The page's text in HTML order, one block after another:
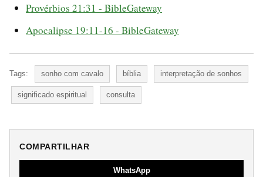
Provérbios 21:31 - BibleGateway
Apocalipse 19:11-16 - BibleGateway
Tags: sonho com cavalo bíblia interpretação de sonhos
significado espiritual consulta
COMPARTILHAR
WhatsApp